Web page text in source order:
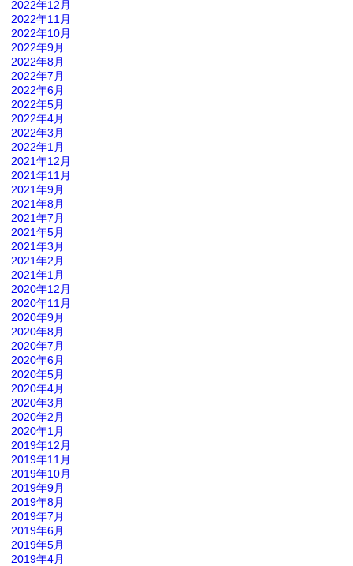
2022年12月
2022年11月
2022年10月
2022年9月
2022年8月
2022年7月
2022年6月
2022年5月
2022年4月
2022年3月
2022年1月
2021年12月
2021年11月
2021年9月
2021年8月
2021年7月
2021年5月
2021年3月
2021年2月
2021年1月
2020年12月
2020年11月
2020年9月
2020年8月
2020年7月
2020年6月
2020年5月
2020年4月
2020年3月
2020年2月
2020年1月
2019年12月
2019年11月
2019年10月
2019年9月
2019年8月
2019年7月
2019年6月
2019年5月
2019年4月